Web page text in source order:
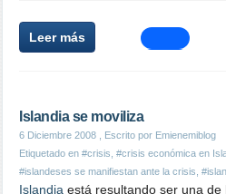
Leer más
Islandia se moviliza
6 Diciembre 2008 , Escrito por Emienemiblog
Etiquetado en #crisis #crisis económica en
#islandeses se manifiestan ante la crisis
Islandia está resultando ser una